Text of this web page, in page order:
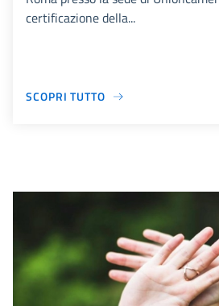
certificazione della...
SCOPRI TUTTO